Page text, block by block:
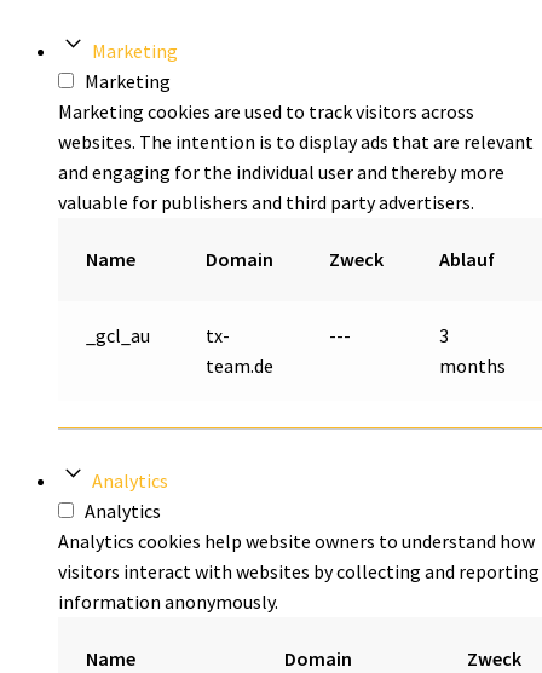
Marketing
Marketing
Marketing cookies are used to track visitors across
websites. The intention is to display ads that are relevant
and engaging for the individual user and thereby more
valuable for publishers and third party advertisers.
Name Domain Zweck Ablauf
_gcl_au
tx-
team.de
---
3
months
Analytics
Analytics
Analytics cookies help website owners to understand how
visitors interact with websites by collecting and reporting
information anonymously.
Name Domain Zweck